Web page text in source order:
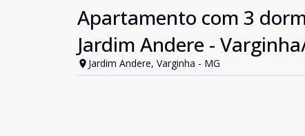
Apartamento com 3
Jardim Andere -
Jardim Andere, Varginha - MG